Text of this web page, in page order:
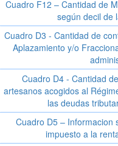
Cuadro F12 – Cantidad de
según decil de
Cuadro D3 - Cantidad de
Aplazamiento y/o
Cuadro D4 - Cantidad
artesanos acogidos al
las deudas
Cuadro D5 – Informacion
impuesto a la